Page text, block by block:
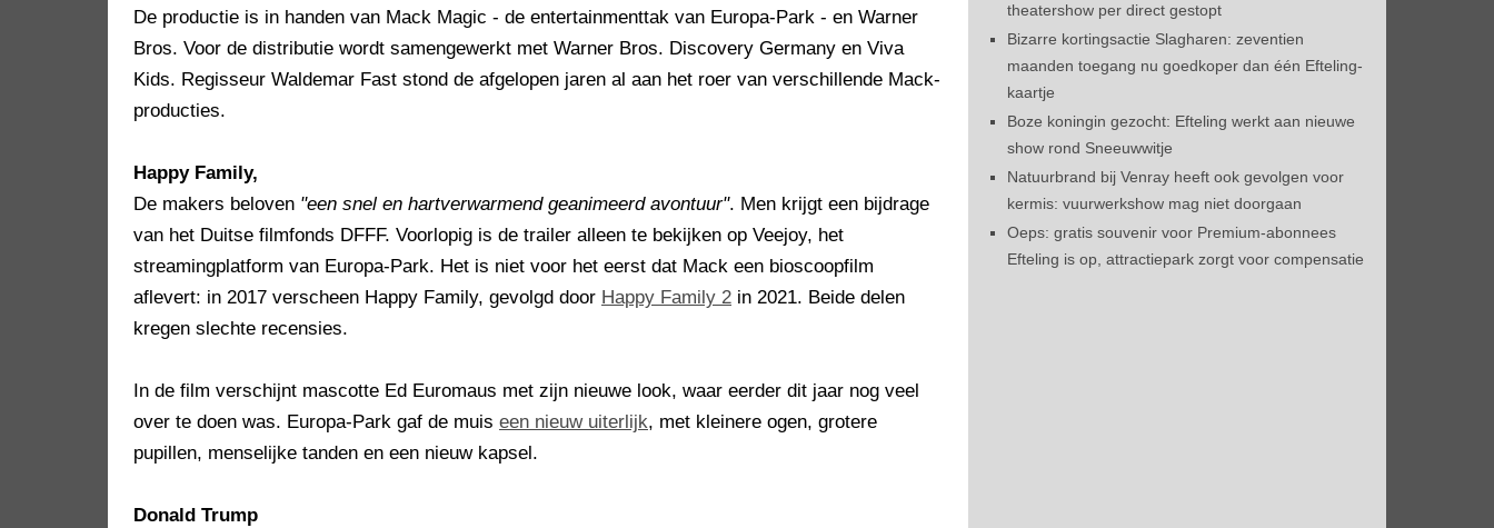
De productie is in handen van Mack Magic - de entertainmenttak van Europa-Park - en Warner
Bros. Voor de distributie wordt samengewerkt met Warner Bros. Discovery Germany en Viva
Kids. Regisseur Waldemar Fast stond de afgelopen jaren al aan het roer van verschillende Mack-
producties.
Happy Family,
De makers beloven "een snel en hartverwarmend geanimeerd avontuur". Men krijgt een bijdrage
van het Duitse filmfonds DFFF. Voorlopig is de trailer alleen te bekijken op Veejoy, het
streamingplatform van Europa-Park. Het is niet voor het eerst dat Mack een bioscoopfilm
aflevert: in 2017 verscheen Happy Family, gevolgd door Happy Family 2 in 2021. Beide delen
kregen slechte recensies.
In de film verschijnt mascotte Ed Euromaus met zijn nieuwe look, waar eerder dit jaar nog veel
over te doen was. Europa-Park gaf de muis een nieuw uiterlijk, met kleinere ogen, grotere
pupillen, menselijke tanden en een nieuw kapsel.
Donald Trump
theatershow per direct gestopt
Bizarre kortingsactie Slagharen: zeventien
maanden toegang nu goedkoper dan één Efteling-
kaartje
Boze koningin gezocht: Efteling werkt aan nieuwe
show rond Sneeuwwitje
Natuurbrand bij Venray heeft ook gevolgen voor
kermis: vuurwerkshow mag niet doorgaan
Oeps: gratis souvenir voor Premium-abonnees
Efteling is op, attractiepark zorgt voor compensatie